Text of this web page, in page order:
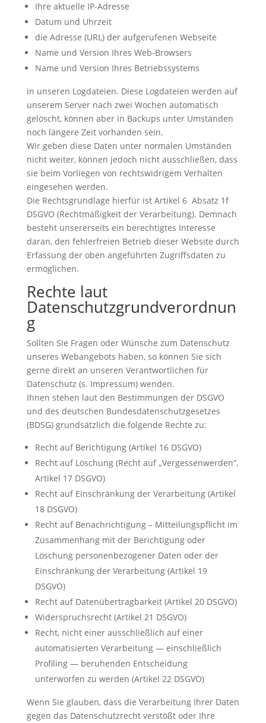
Ihre aktuelle IP-Adresse
Datum und Uhrzeit
die Adresse (URL) der aufgerufenen Webseite
Name und Version Ihres Web-Browsers
Name und Version Ihres Betriebssystems
in unseren Logdateien. Diese Logdateien werden auf
unserem Server nach zwei Wochen automatisch
gelöscht, können aber in Backups unter Umständen
noch längere Zeit vorhanden sein.
Wir geben diese Daten unter normalen Umständen
nicht weiter, können jedoch nicht ausschließen, dass
sie beim Vorliegen von rechtswidrigem Verhalten
eingesehen werden.
Die Rechtsgrundlage hierfür ist Artikel 6 Absatz 1f
DSGVO (Rechtmäßigkeit der Verarbeitung). Demnach
besteht unsererseits ein berechtigtes Interesse
daran, den fehlerfreien Betrieb dieser Website durch
Erfassung der oben angeführten Zugriffsdaten zu
ermöglichen.
Rechte laut
Datenschutzgrundverordnun
g
Sollten Sie Fragen oder Wünsche zum Datenschutz
unseres Webangebots haben, so können Sie sich
gerne direkt an unseren Verantwortlichen für
Datenschutz (s. Impressum) wenden.
Ihnen stehen laut den Bestimmungen der DSGVO
und des deutschen Bundesdatenschutzgesetzes
(BDSG) grundsätzlich die folgende Rechte zu:
Recht auf Berichtigung (Artikel 16 DSGVO)
Recht auf Löschung (Recht auf „Vergessenwerden“,
Artikel 17 DSGVO)
Recht auf Einschränkung der Verarbeitung (Artikel
18 DSGVO)
Recht auf Benachrichtigung – Mitteilungspflicht im
Zusammenhang mit der Berichtigung oder
Löschung personenbezogener Daten oder der
Einschränkung der Verarbeitung (Artikel 19
DSGVO)
Recht auf Datenübertragbarkeit (Artikel 20 DSGVO)
Widerspruchsrecht (Artikel 21 DSGVO)
Recht, nicht einer ausschließlich auf einer
automatisierten Verarbeitung — einschließlich
Profiling — beruhenden Entscheidung
unterworfen zu werden (Artikel 22 DSGVO)
Wenn Sie glauben, dass die Verarbeitung Ihrer Daten
gegen das Datenschutzrecht verstößt oder Ihre